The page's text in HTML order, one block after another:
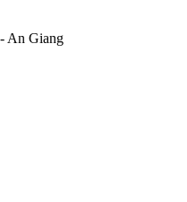
An Giang